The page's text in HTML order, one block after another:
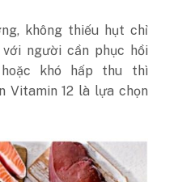
không thiếu hụt chỉ
người cần phục hồi
khó hấp thu thì
Vitamin 12 là lựa chọn